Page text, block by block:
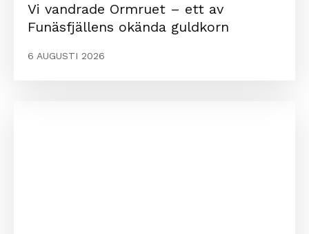
Vi vandrade Ormruet – ett av
Funäsfjällens okända guldkorn
6 AUGUSTI 2026